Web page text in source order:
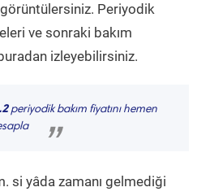
Periyodik
ve sonraki bakım
izleyebilirsiniz.
periyodik bakım fiyatını hemen
”
si yâda zamanı gelmediği